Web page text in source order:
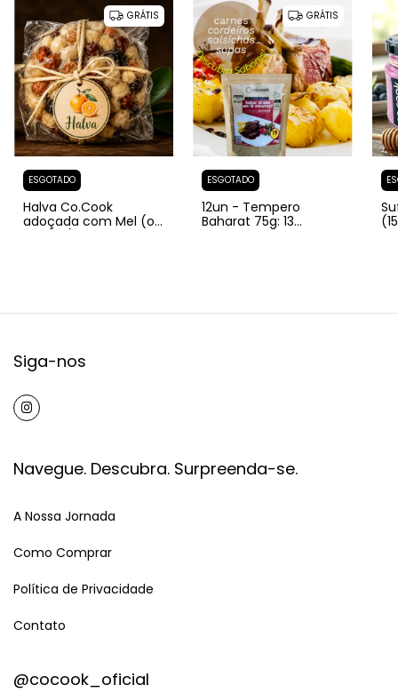
GRÁTIS
ESGOTADO
Halva Co.Cook
adoçada com Mel (ou
Melaço) e pedaços de
GRÁTIS
ESGOTADO
12un - Tempero
Baharat 75g: 13
especiarias e um
Siga-nos
Navegue. Descubra. Surpreenda-se.
A Nossa Jornada
Como Comprar
Política de Privacidade
Contato
@cocook_oficial